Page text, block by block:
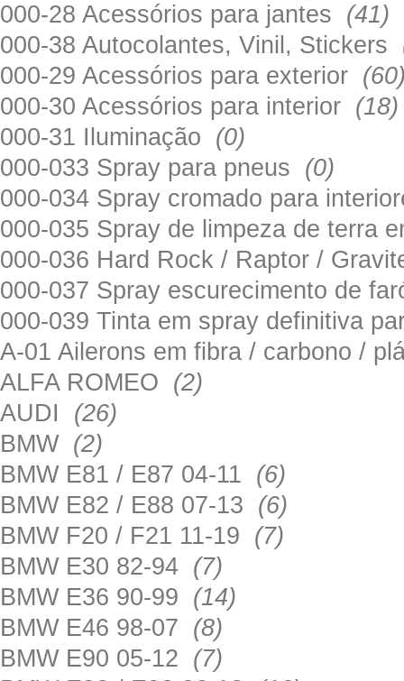
000-28 Acessórios para jantes (41)
000-38 Autocolantes, Vinil, Stickers
000-29 Acessórios para exterior
000-30 Acessórios para interior (18)
000-31 Iluminação (0)
000-033 Spray para pneus (0)
000-034 Spray cromado para
000-035 Spray de limpeza de terra
000-036 Hard Rock / Raptor /
000-037 Spray escurecimento de
000-039 Tinta em spray definitiva
A-01 Ailerons em fibra / carbono /
ALFA ROMEO (2)
AUDI (26)
BMW (2)
BMW E81 / E87 04-11 (6)
BMW E82 / E88 07-13 (6)
BMW F20 / F21 11-19 (7)
BMW E30 82-94 (7)
BMW E36 90-99 (14)
BMW E46 98-07 (8)
BMW E90 05-12 (7)